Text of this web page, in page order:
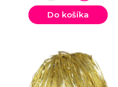
Do košíka